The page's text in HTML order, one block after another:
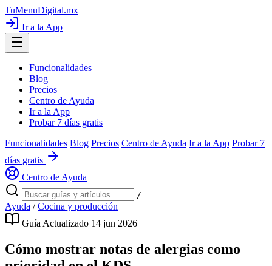
TuMenuDigital.mx
Ir a la App
Funcionalidades
Blog
Precios
Centro de Ayuda
Ir a la App
Probar 7 días gratis
Funcionalidades Blog Precios Centro de Ayuda Ir a la App Probar 7
días gratis
Centro de Ayuda
/
Ayuda / Cocina y producción
Guía Actualizado 14 jun 2026
Cómo mostrar notas de alergias como